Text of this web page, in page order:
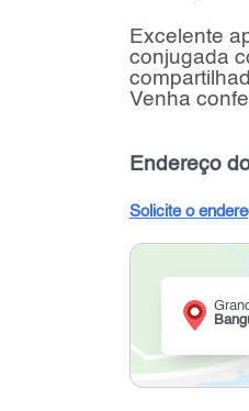
Excelente
conjugada
Venha
Endereço
Solicite o